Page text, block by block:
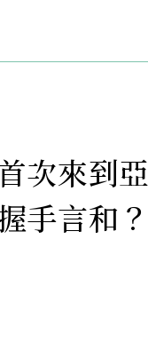
次來到亞
手言和？